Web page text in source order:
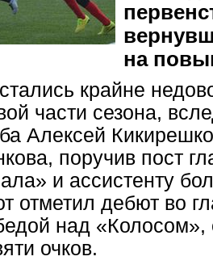
на
крайне
части сезона,
Алексей
поручив пост
и ассистенту
отметил дебют во
над «Колосом»,
очков.